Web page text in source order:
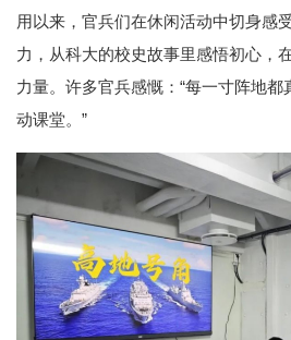
用以来，官兵们在休闲活动中切身感
力，从科大的校史故事里感悟初心，
力量。许多官兵感慨：“每一寸阵地
动课堂。”